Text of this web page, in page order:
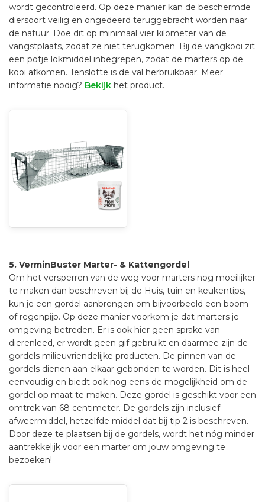
wordt gecontroleerd. Op deze manier kan de beschermde
diersoort veilig en ongedeerd teruggebracht worden naar
de natuur. Doe dit op minimaal vier kilometer van de
vangstplaats, zodat ze niet terugkomen. Bij de vangkooi zit
een potje lokmiddel inbegrepen, zodat de marters op de
kooi afkomen. Tenslotte is de val herbruikbaar. Meer
informatie nodig? Bekijk het product.
5. VerminBuster Marter- & Kattengordel
Om het versperren van de weg voor marters nog moeilijker
te maken dan beschreven bij de Huis, tuin en keukentips,
kun je een gordel aanbrengen om bijvoorbeeld een boom
of regenpijp. Op deze manier voorkom je dat marters je
omgeving betreden. Er is ook hier geen sprake van
dierenleed, er wordt geen gif gebruikt en daarmee zijn de
gordels milieuvriendelijke producten. De pinnen van de
gordels dienen aan elkaar gebonden te worden. Dit is heel
eenvoudig en biedt ook nog eens de mogelijkheid om de
gordel op maat te maken. Deze gordel is geschikt voor een
omtrek van 68 centimeter. De gordels zijn inclusief
afweermiddel, hetzelfde middel dat bij tip 2 is beschreven.
Door deze te plaatsen bij de gordels, wordt het nóg minder
aantrekkelijk voor een marter om jouw omgeving te
bezoeken!